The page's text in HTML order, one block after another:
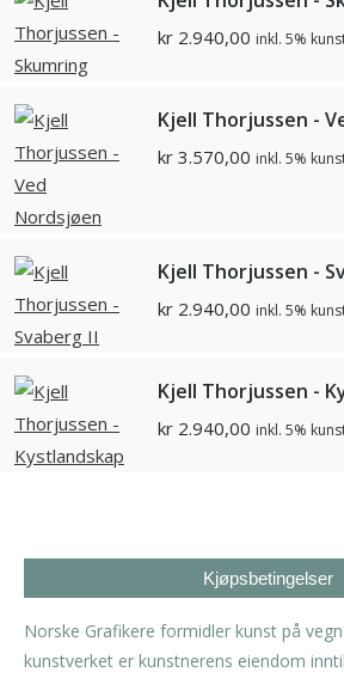
kr 2.940,00 inkl. 5%
Kjell Thorjussen -
kr 3.570,00 inkl. 5%
Kjell Thorjussen -
kr 2.940,00 inkl. 5%
Kjell Thorjussen -
kr 2.940,00 inkl. 5%
Kjøpsbetingelser
Norske Grafikere formidler kunst på
kunstverket er kunstnerens eiendom